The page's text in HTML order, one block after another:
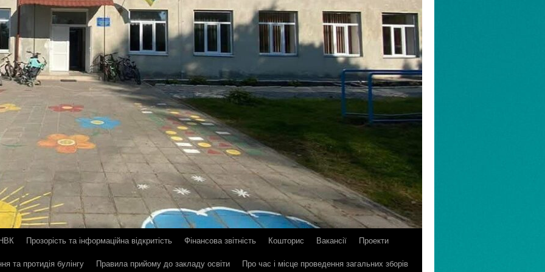
Прозорість та інформаційна відкритість Фінансова звітність Кошторис Вакансії
Проекти
та протидія булінгу Правила прийому до закладу освіти
Про час і місце проведення загальних зборів